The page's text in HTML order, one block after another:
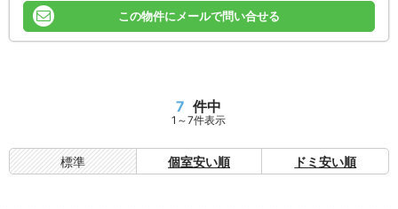
この物件にメールで問い合せる
7 件中
1～7件表示
標準 個室安い順 ドミ安い順